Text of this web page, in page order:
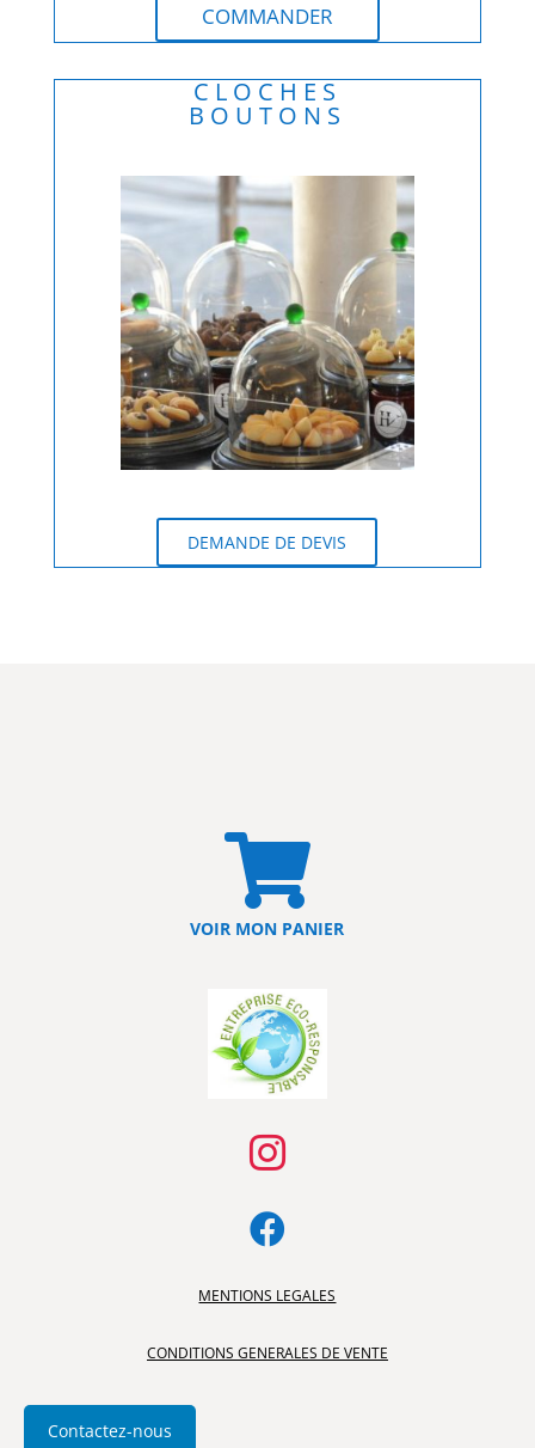
COMMANDER
CLOCHES
BOUTONS
DEMANDE DE DEVIS
Contactez-nous

VOIR MON PANIER


MENTIONS LEGALES
CONDITIONS GENERALES DE VENTE